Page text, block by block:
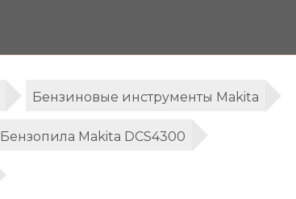
Бензиновые инструменты Makita
Бензопила Makita DCS4300